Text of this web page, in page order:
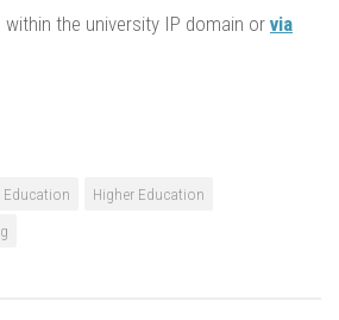
within the university IP domain or via
Education
Higher Education